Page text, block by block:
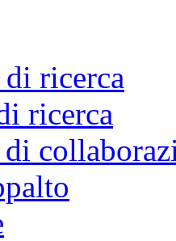
ricerca
ricerca